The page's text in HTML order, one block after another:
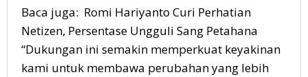
Baca juga: Romi Hariyanto Curi Perhatian
Netizen, Persentase Ungguli Sang Petahana
“Dukungan ini semakin memperkuat keyakinan
kami untuk membawa perubahan yang lebih